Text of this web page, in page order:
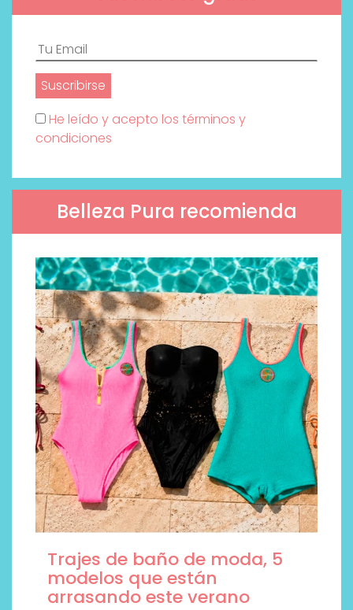
He leído y acepto los términos y
condiciones
Belleza Pura recomienda
Trajes de baño de moda, 5
modelos que están
arrasando este verano